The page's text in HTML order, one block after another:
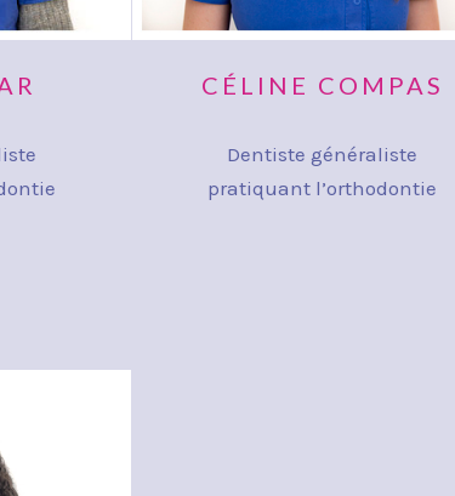
CÉLINE COMPAS
Dentiste généraliste
pratiquant l’orthodontie